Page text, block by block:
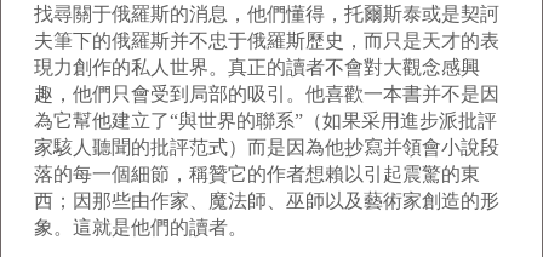
找尋關于俄羅斯的消息，他們懂得，托爾斯泰或是契訶
夫筆下的俄羅斯并不忠于俄羅斯歷史，而只是天才的表
現力創作的私人世界。真正的讀者不會對大觀念感興
趣，他們只會受到局部的吸引。他喜歡一本書并不是因
為它幫他建立了“與世界的聯系”（如果采用進步派批評
家駭人聽聞的批評范式）而是因為他抄寫并領會小說段
落的每一個細節，稱贊它的作者想賴以引起震驚的東
西；因那些由作家、魔法師、巫師以及藝術家創造的形
象。這就是他們的讀者。